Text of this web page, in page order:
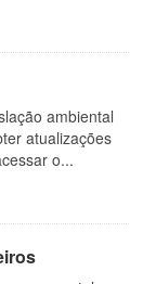
ambiental
atualizações
o...